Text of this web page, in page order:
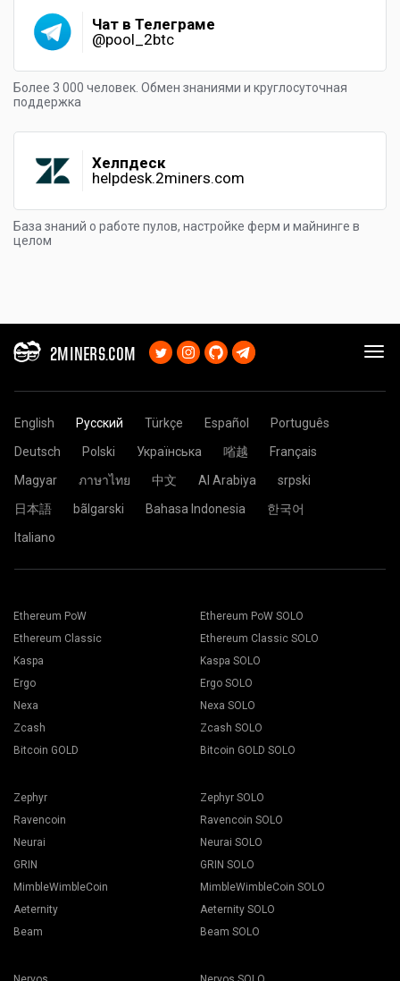
Чат в Телеграме
@pool_2btc
Более 3 000 человек. Обмен знаниями и круглосуточная
поддержка
Хелпдеск
helpdesk.2miners.com
База знаний о работе пулов, настройке ферм и майнинге в
целом
2MINERS.COM
English Русский Türkçe Español
Português
Deutsch
Polski Українська 㗂越
Français
Magyar
ภาษาไทย 中文 Al Arabiya
srpski
日本語
bãlgarski Bahasa Indonesia
한국어
Italiano
Ethereum PoW
Ethereum Classic
Kaspa
Ergo
Nexa
Zcash
Bitcoin GOLD
Ethereum PoW SOLO
Ethereum Classic SOLO
Kaspa SOLO
Ergo SOLO
Nexa SOLO
Zcash SOLO
Bitcoin GOLD SOLO
Zephyr
Ravencoin
Neurai
GRIN
MimbleWimbleCoin
Aeternity
Beam
Zephyr SOLO
Ravencoin SOLO
Neurai SOLO
GRIN SOLO
MimbleWimbleCoin SOLO
Aeternity SOLO
Beam SOLO